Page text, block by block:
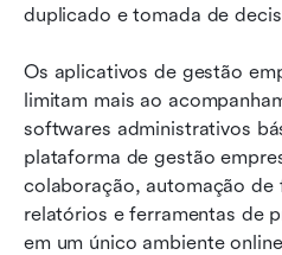
duplicado e tomada de
Os aplicativos de gestão
limitam mais ao
softwares administrativos
plataforma de gestão
colaboração, automação de
relatórios e ferramentas de
em um único ambiente
Perguntas frequentes
Leitura relacionada